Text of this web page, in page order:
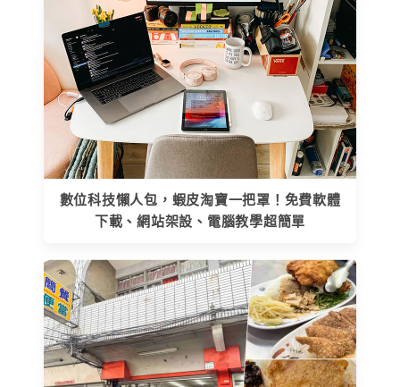
數位科技懶人包，蝦皮淘寶一把罩！免費軟體
下載、網站架設、電腦教學超簡單